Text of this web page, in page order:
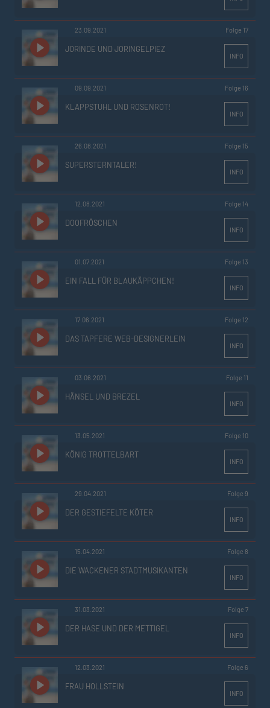
23.09.2021 Folge 17
JORINDE UND JORINGELPIEZ
INFO
09.09.2021 Folge 16
KLAPPSTUHL UND ROSENROT!
INFO
26.08.2021 Folge 15
SUPERSTERNTALER!
INFO
12.08.2021 Folge 14
DOOFRÖSCHEN
INFO
01.07.2021 Folge 13
EIN FALL FÜR BLAUKÄPPCHEN!
INFO
17.06.2021 Folge 12
DAS TAPFERE WEB-DESIGNERLEIN
INFO
03.06.2021 Folge 11
HÄNSEL UND BREZEL
INFO
13.05.2021 Folge 10
KÖNIG TROTTELBART
INFO
29.04.2021 Folge 9
DER GESTIEFELTE KÖTER
INFO
15.04.2021 Folge 8
DIE WACKENER STADTMUSIKANTEN
INFO
31.03.2021 Folge 7
DER HASE UND DER METTIGEL
INFO
12.03.2021 Folge 6
FRAU HOLLSTEIN
INFO